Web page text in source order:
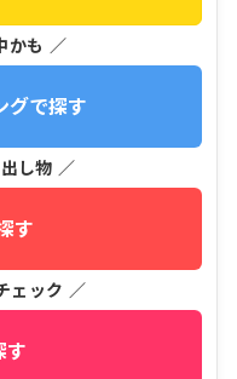
かも ／
グで探す
し物 ／
す
ェック ／
す